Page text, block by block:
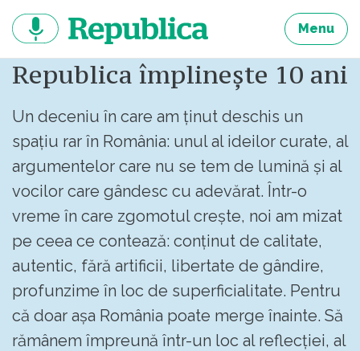
continut
Menu
Republica împlinește 10 ani
Un deceniu în care am ținut deschis un
spațiu rar în România: unul al ideilor curate, al
argumentelor care nu se tem de lumină și al
vocilor care gândesc cu adevărat. Într-o
vreme în care zgomotul crește, noi am mizat
pe ceea ce contează: conținut de calitate,
autentic, fără artificii, libertate de gândire,
profunzime în loc de superficialitate. Pentru
că doar așa România poate merge înainte. Să
rămânem împreună într-un loc al reflecției, al